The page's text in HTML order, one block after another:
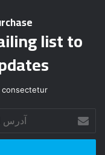
list to
ر